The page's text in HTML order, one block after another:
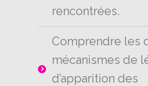
rencontrées.
Comprendre les
mécanismes de
d’apparition des